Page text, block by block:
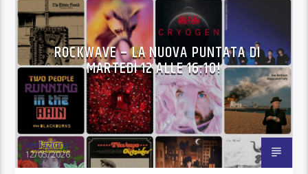
ROCKWAVE – LA NUOVA PUNTATA DI
MARTEDÌ 12 ALLE 16:10!
Redazione
12/05/2026